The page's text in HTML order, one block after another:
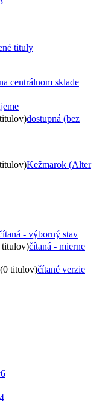
tituly
centrálnom sklade
dostupná (bez
Kežmarok (Alter
- výborný stav
titulov)čítaná - mierne
titulov)čítané verzie
6
4